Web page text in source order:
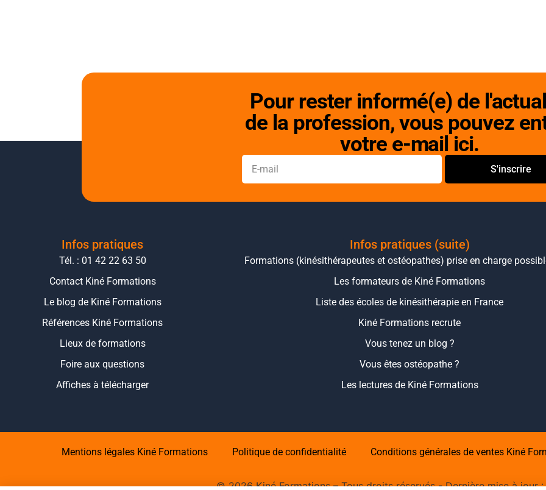
Pour rester informé(e) de
de la profession, vous pouvez
votre e-mail ici.
S'inscrire
Infos pratiques
Tél. : 01 42 22 63 50
Contact Kiné Formations
Le blog de Kiné Formations
Références Kiné Formations
Lieux de formations
Foire aux questions
Affiches à télécharger
Infos pratiques (suite)
Formations (kinésithérapeutes et ostéopathes) prise en charge
Les formateurs de Kiné Formations
Liste des écoles de kinésithérapie en France
Kiné Formations recrute
Vous tenez un blog ?
Vous êtes ostéopathe ?
Les lectures de Kiné Formations
Mentions légales Kiné Formations Politique de confidentialité Conditions générales de ventes Kiné
©2026Kiné Formations – Tous droits réservés - Dernière mise à jour :